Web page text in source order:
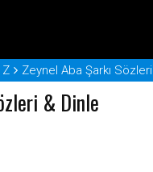
Z Zeynel Aba Şarkı Sözleri
& Dinle